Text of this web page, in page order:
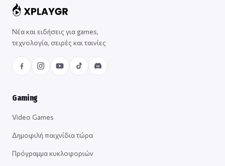
Νέα και ειδήσεις για games,
τεχνολογία, σειρές και ταινίες
Gaming
Video Games
Δημοφιλή παιχνίδια τώρα
Πρόγραμμα κυκλοφοριών